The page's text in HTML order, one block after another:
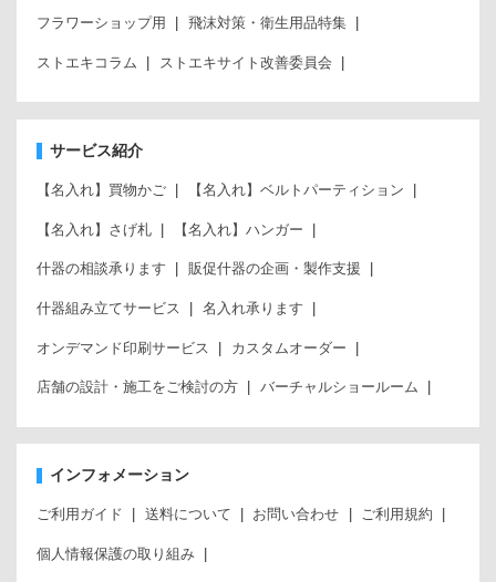
フラワーショップ用 飛沫対策・衛生用品特集
ストエキコラム ストエキサイト改善委員会
サービス紹介
【名入れ】買物かご 【名入れ】ベルトパーティション
【名入れ】さげ札 【名入れ】ハンガー
什器の相談承ります 販促什器の企画・製作支援
什器組み立てサービス 名入れ承ります
オンデマンド印刷サービス カスタムオーダー
店舗の設計・施工をご検討の方 バーチャルショールーム
インフォメーション
ご利用ガイド 送料について お問い合わせ ご利用規約
個人情報保護の取り組み